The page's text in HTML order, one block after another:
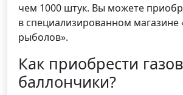
чем 1000 штук. Вы можете
в специализированном магазине
рыболов».
Как приобрести
баллончики?